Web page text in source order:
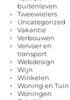
buitenleven
Tweewielers
Uncategorized
Vakantie
Verbouwen
Vervoer en
transport
Webdesign
Wijn
Winkelen
Woning en Tuin
Woningen